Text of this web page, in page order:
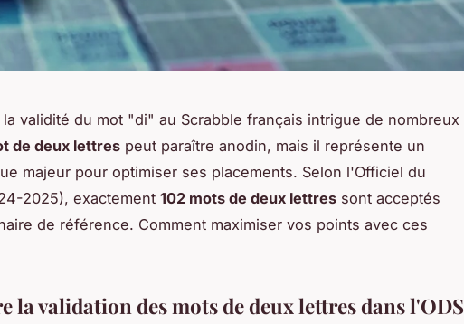
validité du mot "di" au Scrabble français intrigue de nombreux
de deux lettres peut paraître anodin, mais il représente un
majeur pour optimiser ses placements. Selon l'Officiel du
2025), exactement 102 mots de deux lettres sont acceptés
de référence. Comment maximiser vos points avec ces
la validation des mots de deux lettres dans l'ODS